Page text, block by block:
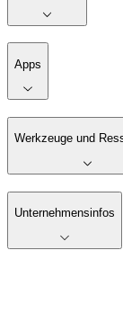
Apps
Werkzeuge und
Unternehmensinfos